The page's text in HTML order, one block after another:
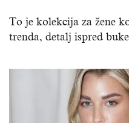
To je kolekcija za žene
trenda, detalj ispred